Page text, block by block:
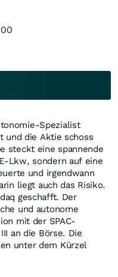
Spezialist
und die Aktie schoss
steckt eine spannende
Lkw, sondern auf eine
und irgendwann
liegt auch das Risiko.
geschafft. Der
und autonome
mit der SPAC-
an die Börse. Die
unter dem Kürzel